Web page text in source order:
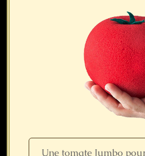
Une tomate Jumbo